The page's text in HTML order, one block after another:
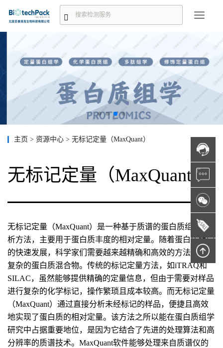
主页 > 资源中心 > 无标记定量（MaxQuant）
无标记定量（MaxQuant）
无标记定量（MaxQuant）是一种基于质谱的蛋白质组学分
析方法，主要用于蛋白质丰度的相对定量。随着蛋白质组学
的快速发展，科学家们需要越来越精确和高效的方法来解析
复杂的蛋白质混合物。传统的标记定量方法，如iTRAQ和
SILAC，虽然能够提供精确的定量信息，但由于需要对样品
进行复杂的化学标记，操作繁琐且成本较高。而无标记定量
（MaxQuant）通过直接分析未经标记的样品，便捷且高效
地实现了蛋白质的相对定量。该方法之所以能在蛋白质组学
研究中占据重要地位，是因为它结合了先进的处理算法和高
分辨率的质谱技术。MaxQuant软件能够处理来自质谱仪的